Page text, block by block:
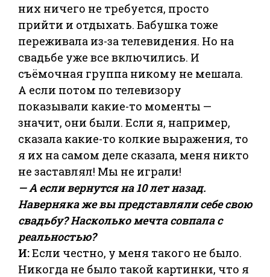
них ничего не требуется, просто
прийти и отдыхать. Бабушка тоже
переживала из-за телевидения. Но на
свадьбе уже все включились. И
съёмочная группа никому не мешала.
А если потом по телевизору
показывали какие-то моменты —
значит, они были. Если я, например,
сказала какие-то колкие выражения, то
я их на самом деле сказала, меня никто
не заставлял! Мы не играли!
— А если вернутся на 10 лет назад.
Наверняка же вы представляли себе свою
свадьбу? Насколько мечта совпала с
реальностью?
И:Если честно, у меня такого не было.
Никогда не было такой картинки, что я